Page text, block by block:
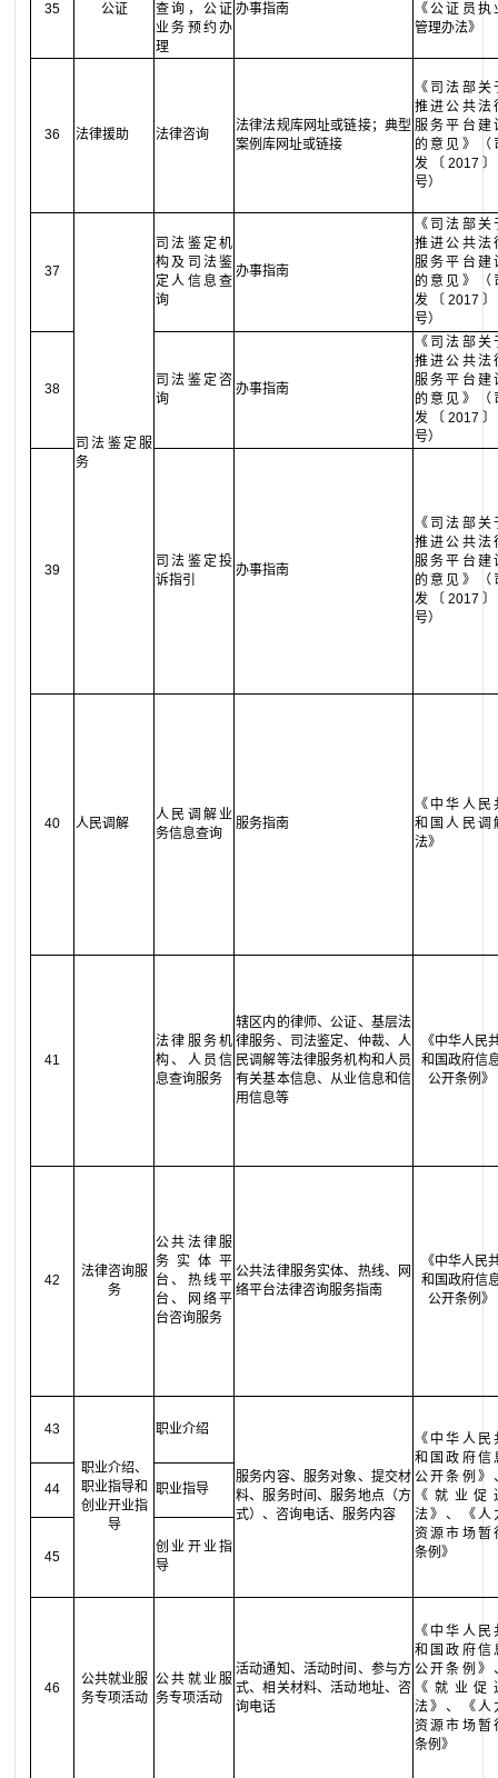
35 公证
查询，公证
业务预约办
理
办事指南
《公证员执
管理办法》
36 法律援助 法律咨询
法律法规库网址或链接；典型
案例库网址或链接
《司法部关
推进公共法
服务平台建
的意见》（
发〔2017
号）
37
司法鉴定服
务
司法鉴定机
构及司法鉴
定人信息查
询
办事指南
《司法部关
推进公共法
服务平台建
的意见》（
发〔2017
号）
38
司法鉴定咨
询
办事指南
《司法部关
推进公共法
服务平台建
的意见》（
发〔2017
号）
39
司法鉴定投
诉指引
办事指南
《司法部关
推进公共法
服务平台建
的意见》（
发〔2017
号）
40 人民调解
人民调解业
务信息查询
服务指南
《中华人民
和国人民调
法》
41
法律服务机
构、人员信
息查询服务
辖区内的律师、公证、基层法
律服务、司法鉴定、仲裁、人
民调解等法律服务机构和人员
有关基本信息、从业信息和信
用信息等
《中华人民
和国政府信
公开条例》
42
法律咨询服
务
公共法律服
务实体平
台、热线平
台、网络平
台咨询服务
公共法律服务实体、热线、网
络平台法律咨询服务指南
《中华人民
和国政府信
公开条例》
43
职业介绍、
职业指导和
创业开业指
导
职业介绍
服务内容、服务对象、提交材
料、服务时间、服务地点（方
式）、咨询电话、服务内容
《中华人民
和国政府信
公开条例》
《就业促
法》、《人
资源市场暂
条例》
44 职业指导
45
创业开业指
导
46
公共就业服
务专项活动
公共就业服
务专项活动
活动通知、活动时间、参与方
式、相关材料、活动地址、咨
询电话
《中华人民
和国政府信
公开条例》
《就业促
法》、《人
资源市场暂
条例》